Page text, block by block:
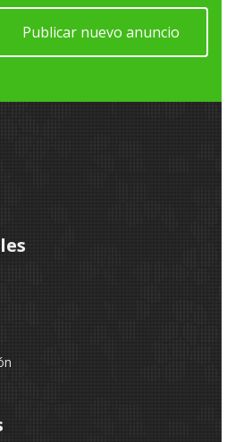
Publicar nuevo anuncio